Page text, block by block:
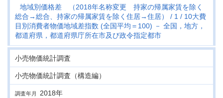
地域別価格差 （2018年名称変更 持家の帰属家賃を除く
総合→総合、持家の帰属家賃を除く住居→住居）
1
10大費
目別消費者物価地域差指数 (全国平均＝100) － 全国，地方，
都道府県，都道府県庁所在市及び政令指定都市
小売物価統計調査
小売物価統計調査（構造編）
調査年月 2018年